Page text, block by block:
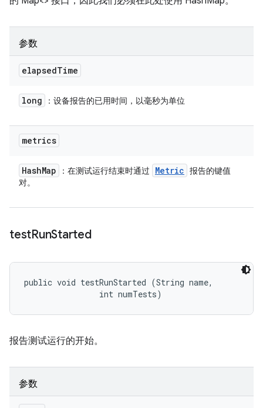
参数
elapsedTime
long ：设备报告的已用时间，以毫秒为单位
metrics
HashMap ：在测试运行结束时通过 Metric 报告的键值
对。
testRunStarted
public void testRunStarted (String name,
                int numTests)
报告测试运行的开始。
参数